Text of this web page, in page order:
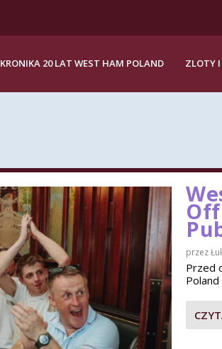
KRONIKA 20 LAT WEST HAM POLAND ZLOTY I
przez
Przed
Poland